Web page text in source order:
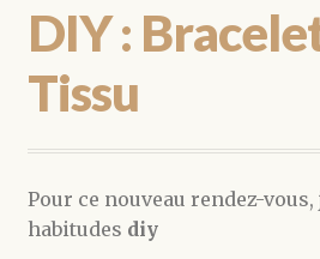
DIY :
Tissu
Pour ce nouveau rendez-
habitudes diy